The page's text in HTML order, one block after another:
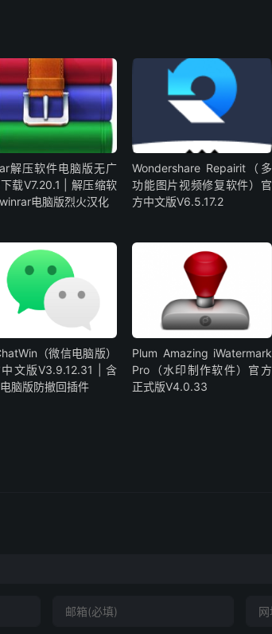
解压软件电脑版无广
载V7.20.1 | 解压缩软
电脑版烈火汉化
Wondershare Repairit（多
功能图片视频修复软件）官
方中文版V6.5.17.2
（微信电脑版）
文版V3.9.12.31 | 含
脑版防撤回插件
Plum Amazing iWatermark
Pro（水印制作软件）官方
正式版V4.0.33